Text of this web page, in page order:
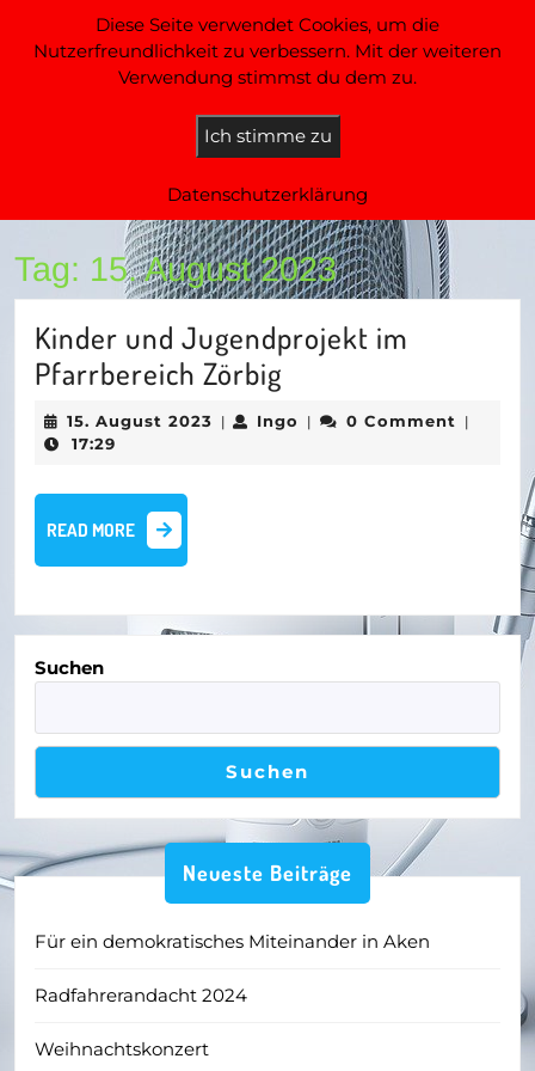
content
FuhneOne FM
DAS Radio aus Anhalt
Open
Tag: 15. August 2023
Kinder und Jugendprojekt im
Pfarrbereich Zörbig
und
Jugendprojekt
15. August 2023 15.| Ingo Ingo
| 0 Comment |
17:29
READ MORE
READ
MORE
Suchen
Suchen
Neueste Beiträge
Für ein demokratisches Miteinander in Aken
Radfahrerandacht 2024
Weihnachtskonzert
Diese Seite verwendet Cookies, um die
Nutzerfreundlichkeit zu verbessern. Mit der weiteren
Verwendung stimmst du dem zu.
Ich stimme zu
Datenschutzerklärung